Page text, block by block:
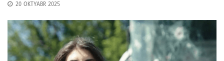
20 OKTYABR 2025